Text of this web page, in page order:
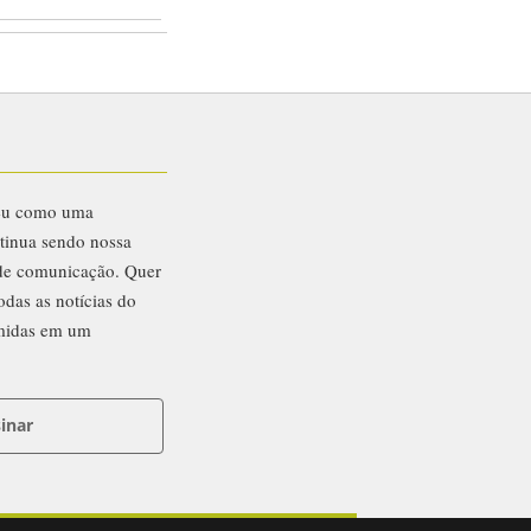
como uma
sendo nossa
comunicação. Quer
as notícias do
em um